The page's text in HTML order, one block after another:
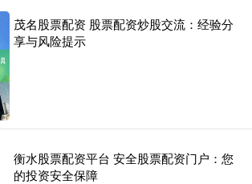
茂名股票配资 股票配资炒股交流：经验分
享与风险提示
衡水股票配资平台 安全股票配资门户：您
的投资安全保障